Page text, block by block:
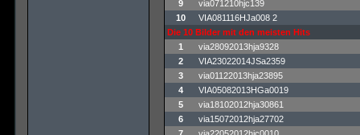
9
via071210hjc139
10
VIA081116HJa008 2
Die 10 Bilder mit den meisten Hits
1
via28092013hja9328
2
VIA23022014JSa2359
3
via01122013hja23895
4
VIA05082013HGa0019
5
via18102012hja30861
6
via15072012hja27702